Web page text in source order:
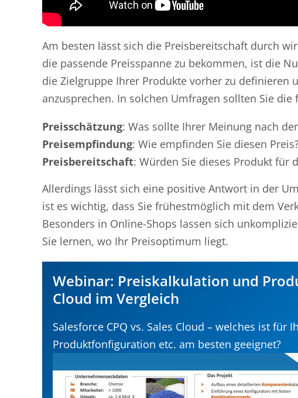
Am besten lässt sich die Preisbereitschaft durch
die passende Preisspanne zu bekommen, ist die
die Zielgruppe Ihrer Produkte vorher zu definieren
anzusprechen. In solchen Umfragen sollten Sie die
Preisschätzung: Was sollte Ihrer Meinung nach
Preisempfindung: Wie empfinden Sie diesen
Preisbereitschaft: Würden Sie dieses Produkt für
Allerdings lässt sich eine positive Antwort in der
ist es wichtig, dass Sie frühestmöglich mit dem
Besonders in Online-Shops lassen sich
Sie lernen, wo Ihr Preisoptimum liegt.
Webinar: Preiskalkulation und
Cloud im Vergleich
Salesforce CPQ vs. Sales Cloud – welches ist
Produktfonfiguration etc. am besten geeignet?
0211 946 285 72-65
Ihre Anfrage